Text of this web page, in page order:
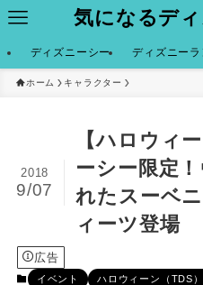
気になるデ
ディズニーシー ディズニー
ホーム キャラクター
【ハロウィ
ーシー限定
れたスーベ
ィーツ登場
2018
9/07
広告
イベント ハロウィーン（TDS）